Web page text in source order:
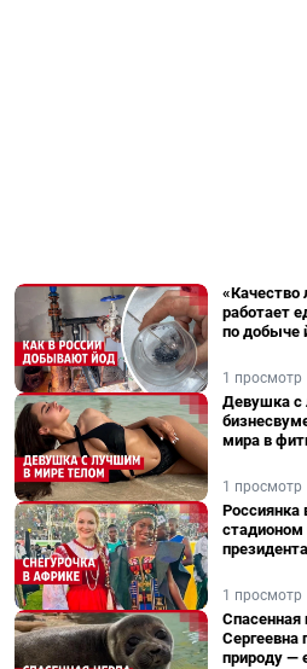
работает
по добыче
1 просмотр
Девушка с
мира в
1 просмотр
Россиянка
стадионом
1 просмотр
Спасенная
Сергеевна
природу —